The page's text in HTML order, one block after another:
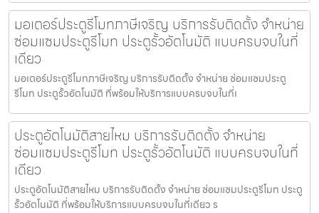
มอเตอร์ประตูรีโมทภาษีเจริญ บริการรับติดตั้ง จำหน่าย
ซ่อมแซมประตูรีโมท ประตูรั้วอัตโนมัติ แบบครบจบในที่
เดียว
มอเตอร์ประตูรีโมทภาษีเจริญ บริการรับติดตั้ง จำหน่าย ซ่อมแซมประตู
รีโมท ประตูรั้วอัตโนมัติ ที่พร้อมให้บริการแบบครบจบในที่เ
ประตูอัตโนมัติสายไหม บริการรับติดตั้ง จำหน่าย
ซ่อมแซมประตูรีโมท ประตูรั้วอัตโนมัติ แบบครบจบในที่
เดียว
ประตูอัตโนมัติสายไหม บริการรับติดตั้ง จำหน่าย ซ่อมแซมประตูรีโมท ประตู
รั้วอัตโนมัติ ที่พร้อมให้บริการแบบครบจบในที่เดียว ร